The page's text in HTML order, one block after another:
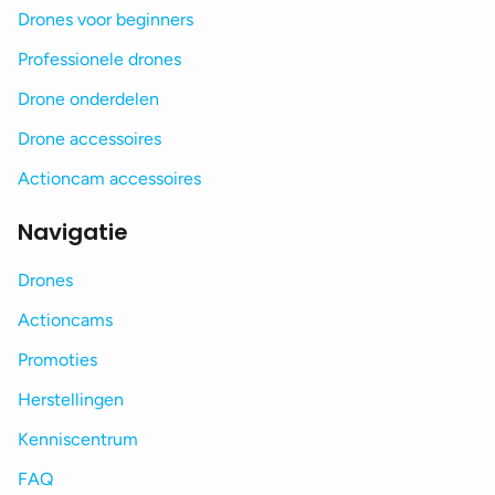
Drones voor beginners
Professionele drones
Drone onderdelen
Drone accessoires
Actioncam accessoires
Navigatie
Drones
Actioncams
Promoties
Herstellingen
Kenniscentrum
FAQ